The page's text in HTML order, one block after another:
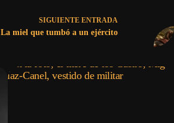
SIGUIENTE ENTRADA
La miel que tumbó a un ejército